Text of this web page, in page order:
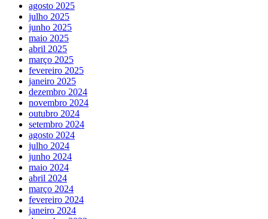
agosto 2025
julho 2025
junho 2025
maio 2025
abril 2025
março 2025
fevereiro 2025
janeiro 2025
dezembro 2024
novembro 2024
outubro 2024
setembro 2024
agosto 2024
julho 2024
junho 2024
maio 2024
abril 2024
março 2024
fevereiro 2024
janeiro 2024